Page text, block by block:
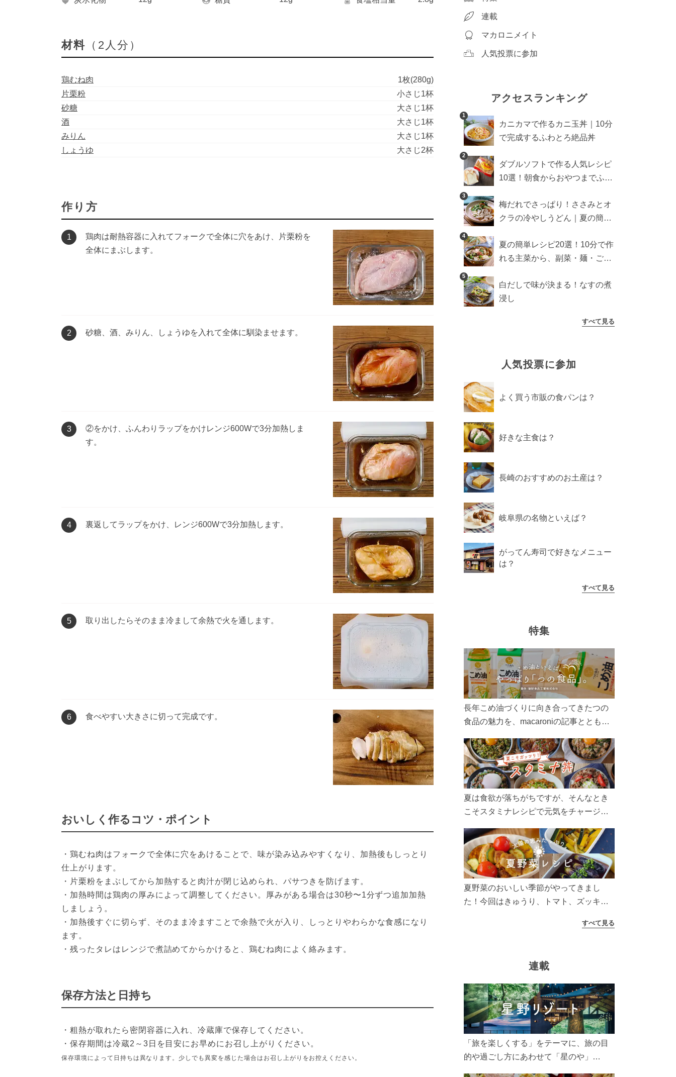
材料 （2人分）
鶏むね肉
1枚(280g)
片栗粉
小さじ1杯
砂糖
大さじ1杯
酒
大さじ1杯
みりん
大さじ1杯
しょうゆ
大さじ2杯
作り方
1
鶏肉は耐熱容器に入れてフォークで全体に穴をあけ、片栗粉を
全体にまぶします。
2 砂糖、酒、みりん、しょうゆを入れて全体に馴染ませます。
3
②をかけ、ふんわりラップをかけレンジ600Wで3分加熱しま
す。
4 裏返してラップをかけ、レンジ600Wで3分加熱します。
5 取り出したらそのまま冷まして余熱で火を通します。
6 食べやすい大きさに切って完成です。
おいしく作るコツ・ポイント
・鶏むね肉はフォークで全体に穴をあけることで、味が染み込みやすくなり、加熱後もしっとり
仕上がります。
・片栗粉をまぶしてから加熱すると肉汁が閉じ込められ、パサつきを防げます。
・加熱時間は鶏肉の厚みによって調整してください。厚みがある場合は30秒〜1分ずつ追加加熱
しましょう。
・加熱後すぐに切らず、そのまま冷ますことで余熱で火が入り、しっとりやわらかな食感になり
ます。
・残ったタレはレンジで煮詰めてからかけると、鶏むね肉によく絡みます。
保存方法と日持ち
・粗熱が取れたら密閉容器に入れ、冷蔵庫で保存してください。
・保存期間は冷蔵2～3日を目安にお早めにお召し上がりください。
保存環境によって日持ちは異なります。少しでも異変を感じた場合はお召し上がりをお控えください。
連載
マカロニメイト
人気投票に参加
アクセスランキング
1
カニカマで作るカニ玉丼｜10分
で完成するふわとろ絶品丼
2
ダブルソフトで作る人気レシピ
10選！朝食からおやつまでふん
3
梅だれでさっぱり！ささみとオ
クラの冷やしうどん｜夏の簡単
4
夏の簡単レシピ20選！10分で作
れる主菜から、副菜・麺・ごは
5
白だしで味が決まる！なすの煮
浸し
すべて見る
人気投票に参加
よく買う市販の食パンは？
好きな主食は？
長崎のおすすめのお土産は？
岐阜県の名物といえば？
がってん寿司で好きなメニュー
は？
すべて見る
特集
長年こめ油づくりに向き合ってきたつの
食品の魅力を、macaroniの記事とともに
ん、製造現場や品質へのこだわりまで。
こめ油をもっと好きになるコンテンツを
ぜひお楽しみください。
夏は食欲が落ちがちですが、そんなとき
こそスタミナレシピで元気をチャージ！
リ食べて、夏バテを吹き飛ばしましょ
う！
夏野菜のおいしい季節がやってきまし
た！今回はきゅうり、トマト、ズッキー
太陽の光をたっぷりあびた夏野菜は栄養
すべて見る
連載
「旅を楽しくする」をテーマに、旅の目
的や過ごし方にあわせて「星のや」